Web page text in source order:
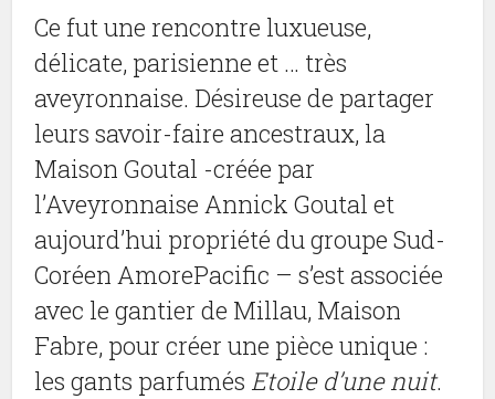
Ce fut une rencontre luxueuse,
délicate, parisienne et … très
aveyronnaise. Désireuse de partager
leurs savoir-faire ancestraux, la
Maison Goutal -créée par
l’Aveyronnaise Annick Goutal et
aujourd’hui propriété du groupe Sud-
Coréen AmorePacific – s’est associée
avec le gantier de Millau, Maison
Fabre, pour créer une pièce unique :
les gants parfumés Etoile d’une nuit.